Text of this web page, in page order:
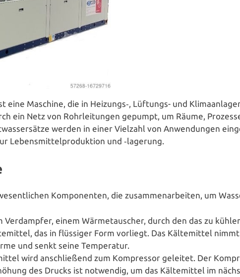
eine Maschine, die in Heizungs‑, Lüftungs- und
ein Netz von Rohr­lei­tun­gen gepumpt, um Räume,
werden in einer Vielzahl von Anwen­dun­gen
Lebens­mit­tel­pro­duk­ti­on und ‑lagerung.
Kom­po­nen­ten, die zusam­men­ar­bei­ten, um
Ver­damp­fer, einem Wär­me­tau­scher, durch den das zu
das in flüssiger Form vorliegt. Das Käl­te­mit­tel
und senkt seine Temperatur.
wird anschlie­ßend zum Kom­pres­sor geleitet. Der
des Drucks ist notwendig, um das Käl­te­mit­tel im